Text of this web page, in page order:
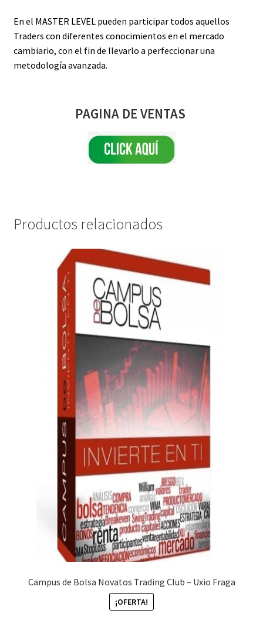
En el MASTER LEVEL pueden participar todos aquellos
Traders con diferentes conocimientos en el mercado
cambiario, con el fin de llevarlo a perfeccionar una
metodología avanzada.
PAGINA DE VENTAS
Productos relacionados
Campus de Bolsa Novatos Trading Club – Uxio Fraga
¡OFERTA!